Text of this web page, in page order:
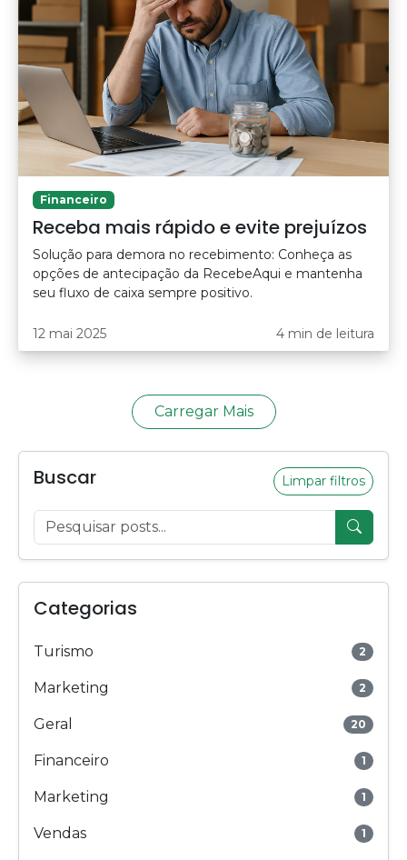
Financeiro
Receba mais rápido e evite prejuízos
Solução para demora no recebimento: Conheça as
opções de antecipação da RecebeAqui e mantenha
seu fluxo de caixa sempre positivo.
12 mai 2025 4 min de leitura
Carregar Mais
Buscar Limpar filtros
Categorias
Turismo 2
Marketing 2
Geral 20
Financeiro 1
Marketing 1
Vendas 1